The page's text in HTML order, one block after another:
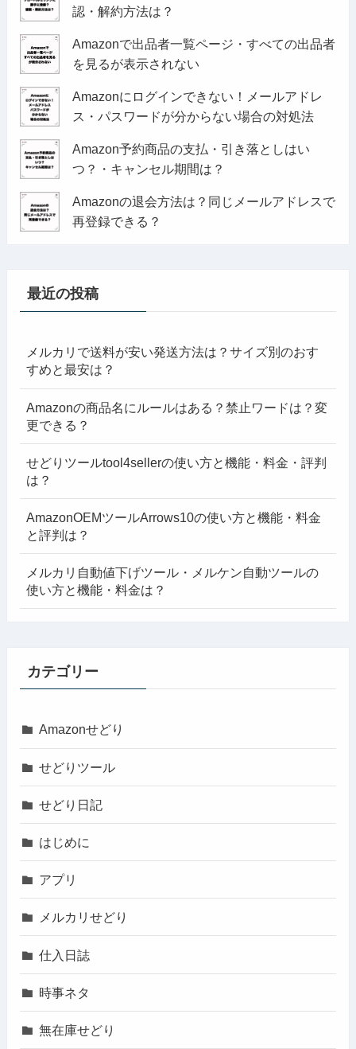
認・解約方法は？
Amazonで出品者一覧ページ・すべての出品者
を見るが表示されない
Amazonにログインできない！メールアドレ
ス・パスワードが分からない場合の対処法
Amazon予約商品の支払・引き落としはい
つ？・キャンセル期間は？
Amazonの退会方法は？同じメールアドレスで
再登録できる？
最近の投稿
メルカリで送料が安い発送方法は？サイズ別のおす
すめと最安は？
Amazonの商品名にルールはある？禁止ワードは？変
更できる？
せどりツールtool4sellerの使い方と機能・料金・評判
は？
AmazonOEMツールArrows10の使い方と機能・料金
と評判は？
メルカリ自動値下げツール・メルケン自動ツールの
使い方と機能・料金は？
カテゴリー
Amazonせどり
せどりツール
せどり日記
はじめに
アプリ
メルカリせどり
仕入日誌
時事ネタ
無在庫せどり